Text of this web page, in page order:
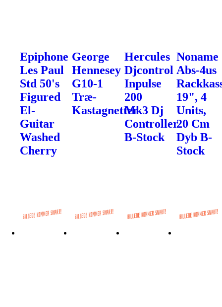
Epiphone
Les Paul
Std 50's
Figured
El-
Guitar
Washed
Cherry
George
Hennesey
G10-1
Træ-
Kastagnetter
Hercules
Djcontrol
Inpulse
200
Mk3 Dj
Controller
B-Stock
Noname
Abs-4us
19", 4
Units,
20 Cm
Dyb B-
Stock